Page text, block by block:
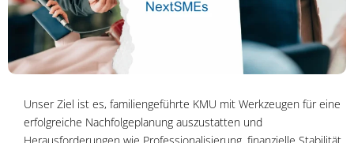
Unser Ziel ist es, familiengeführte KMU mit Werkzeugen für eine
erfolgreiche Nachfolgeplanung auszustatten und